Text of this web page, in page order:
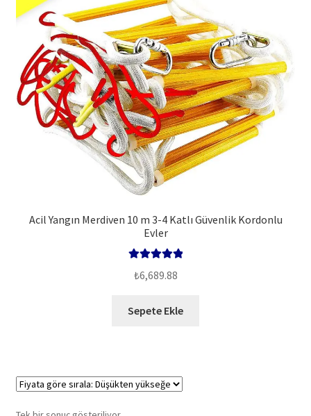
Acil Yangın Merdiven 10 m 3-4 Katlı Güvenlik Kordonlu
Evler
5.00
₺6,689.88
Sepete Ekle